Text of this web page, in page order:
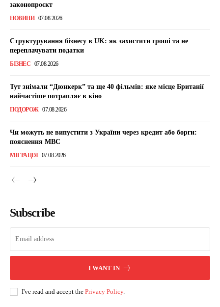
законопроєкт
НОВИНИ 07.08.2026
Структурування бізнесу в UK: як захистити гроші та не
переплачувати податки
БІЗНЕС 07.08.2026
Тут знімали “Дюнкерк” та ще 40 фільмів: яке місце Британії
найчастіше потрапляє в кіно
ПОДОРОЖ 07.08.2026
Чи можуть не випустити з України через кредит або борги:
пояснення МВС
МІГРАЦІЯ 07.08.2026
Subscribe
I WANT IN
I've read and accept the Privacy Policy.